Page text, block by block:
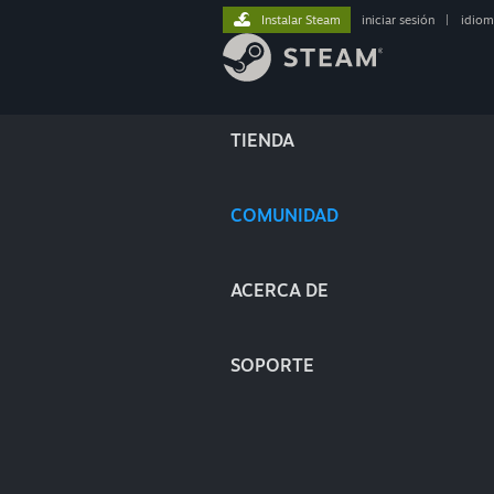
TIENDA
COMUNIDAD
ACERCA DE
SOPORTE
Instalar Steam iniciar sesión